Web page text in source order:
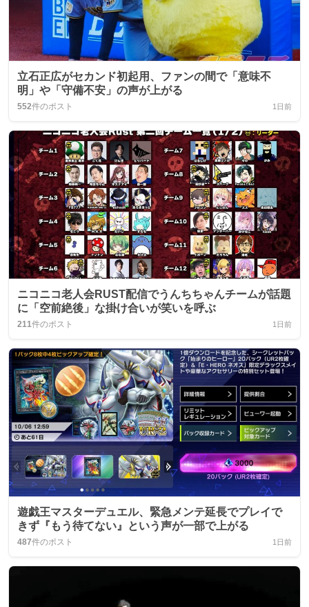
立石正広がセカンド初起用、ファンの間で「意味不
明」や「守備不安」の声が上がる
552件のポスト 1日前
ニコニコ老人会RUST配信でうんちちゃんチームが話題
に「空前絶後」な掛け合いが笑いを呼ぶ
211件のポスト 1日前
遊戯王マスターデュエル、緊急メンテ延長でプレイで
きず『もう待てない』という声が一部で上がる
487件のポスト 1日前